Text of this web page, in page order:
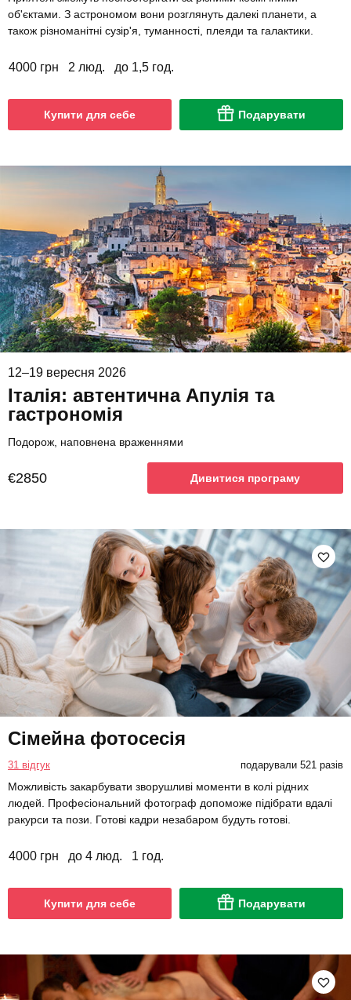
об'єктами. З астрономом вони розглянуть далекі планети, а
також різноманітні сузір'я, туманності, плеяди та галактики.
4000 грн 2 люд. до 1,5 год.
Купити для себе Подарувати
12–19 вересня 2026
Італія: автентична Апулія та
гастрономія
Подорож, наповнена враженнями
€2850 Дивитися програму
Сімейна фотосесія
31 відгук подарували 521 разів
Можливість закарбувати зворушливі моменти в колі рідних
людей. Професіональний фотограф допоможе підібрати вдалі
ракурси та пози. Готові кадри незабаром будуть готові.
4000 грн до 4 люд. 1 год.
Купити для себе Подарувати